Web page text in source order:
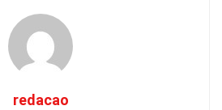
redacao